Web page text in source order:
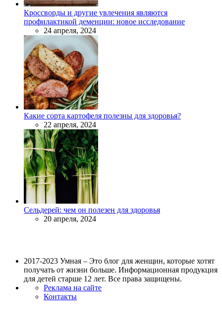
Кроссворды и другие увлечения являются
профилактикой деменции: новое исследование
24 апреля, 2024
Какие сорта картофеля полезны для здоровья?
22 апреля, 2024
Сельдерей: чем он полезен для здоровья
20 апреля, 2024
2017-2023 Умная – Это блог для женщин, которые хотят
получать от жизни больше. Информационная продукция
для детей старше 12 лет. Все права защищены.
Реклама на сайте
Контакты